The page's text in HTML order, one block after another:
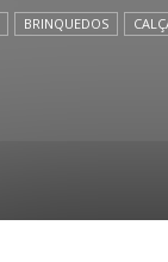
BRINQUEDOS